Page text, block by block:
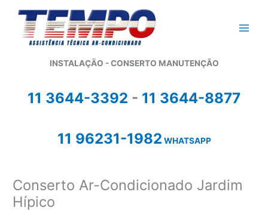
conteúdo
INSTALAÇÃO - CONSERTO MANUTENÇÃO
11 3644-3392 - 11 3644-8877
11 96231-1982 WHATSAPP
Conserto Ar-Condicionado Jardim
Hípico